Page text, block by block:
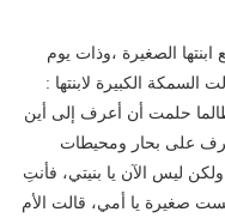
الصغيرة ،وذات يوم
الكبيرة لابنتها :
حلمت أن أعرف إلى أين
على بحار ومحيطات
ليس الآن يا بنيتي، فأنتِ
صغيرة يا أمي، قالت الأم